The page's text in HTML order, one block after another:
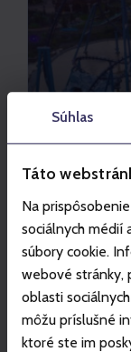
Súhlas
Táto
Na
sociálnych médií
súbory cookie.
webové stránky,
oblasti
môžu príslušné
ktoré ste im
LEGENDIA
Legendia